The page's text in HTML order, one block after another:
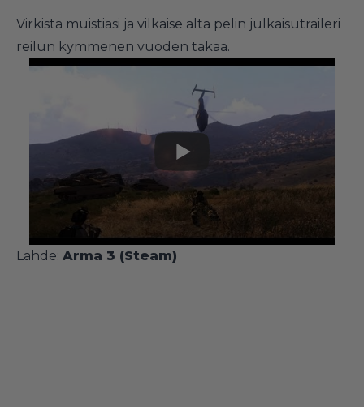
Virkistä muistiasi ja vilkaise alta pelin julkaisutraileri
reilun kymmenen vuoden takaa.
Lähde: Arma 3 (Steam)